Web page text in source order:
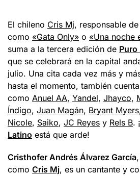
El chileno Cris Mj, responsable
como «Gata Only» o «Una noche
suma a la tercera edición de Puro
que se celebrará en la capital
julio. Una cita cada vez más y
hasta el momento, también
como Anuel AA, Yandel, Jhayco,
Índigo, Juan Magán, Bryant Myers
Nicole, Saiko, JC Reyes y Rels B.
Latino está que arde!
Cristhofer Andrés Álvarez García
como Cris Mj, es un cantante y